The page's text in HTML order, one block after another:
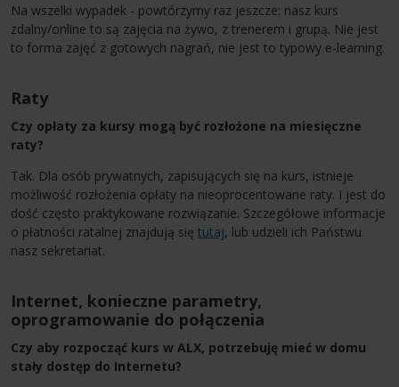
Na wszelki wypadek - powtórzymy raz jeszcze: nasz kurs
zdalny/online to są zajęcia na żywo, z trenerem i grupą. Nie jest
to forma zajęć z gotowych nagrań, nie jest to typowy e-learning.
Raty
Czy opłaty za kursy mogą być rozłożone na miesięczne
raty?
Tak. Dla osób prywatnych, zapisujących się na kurs, istnieje
możliwość rozłożenia opłaty na nieoprocentowane raty. I jest do
dość często praktykowane rozwiązanie. Szczegółowe informacje
o płatności ratalnej znajdują się tutaj, lub udzieli ich Państwu
nasz sekretariat.
Internet, konieczne parametry,
oprogramowanie do połączenia
Czy aby rozpocząć kurs w ALX, potrzebuję mieć w domu
stały dostęp do Internetu?